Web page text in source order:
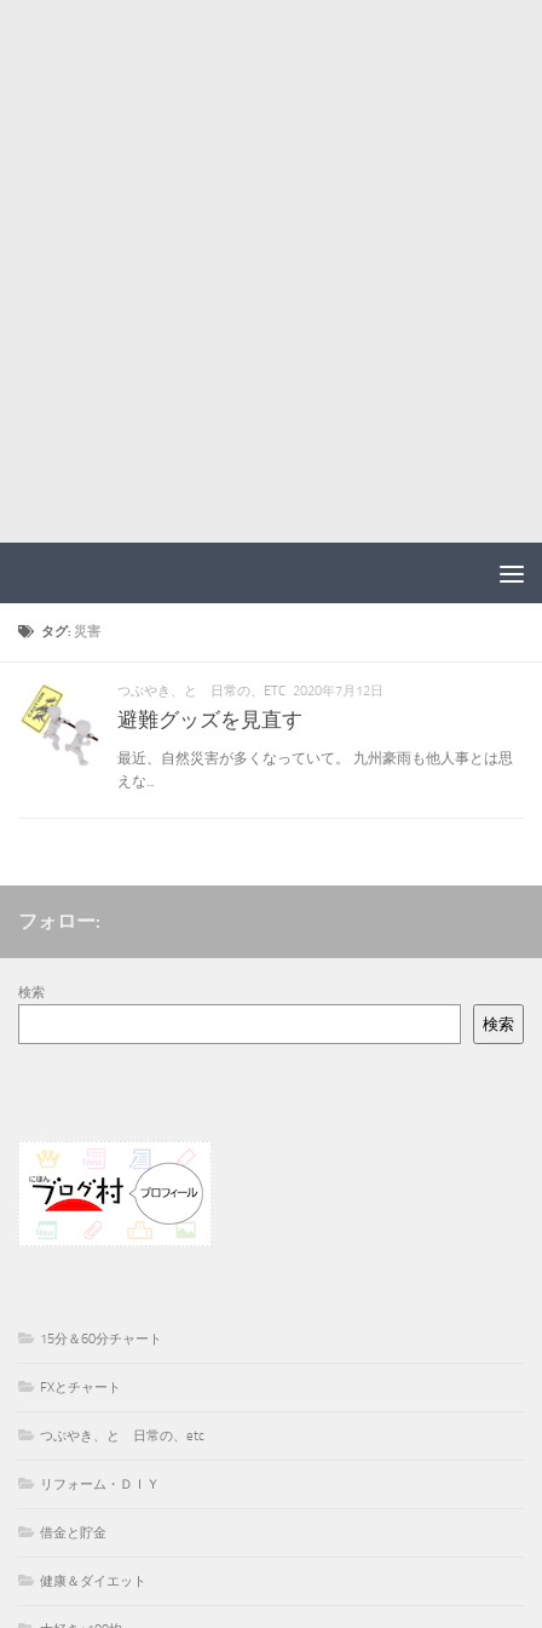
タグ: 災害
つぶやき、と 日常の、ETC 2020年7月12日
避難グッズを見直す
最近、自然災害が多くなっていて。 九州豪雨も他人事とは思
えな...
フォロー:
検索
検索
15分＆60分チャート
FXとチャート
つぶやき、と 日常の、etc
リフォーム・ＤＩＹ
借金と貯金
健康＆ダイエット